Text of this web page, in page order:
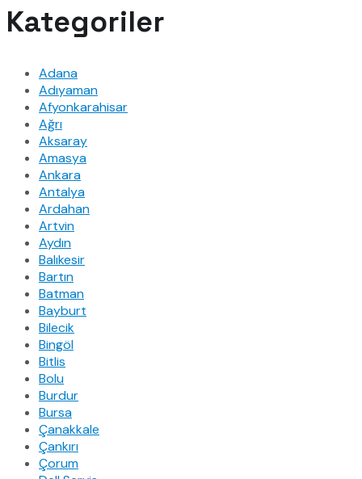
Kategoriler
Adana
Adıyaman
Afyonkarahisar
Ağrı
Aksaray
Amasya
Ankara
Antalya
Ardahan
Artvin
Aydın
Balıkesir
Bartın
Batman
Bayburt
Bilecik
Bingöl
Bitlis
Bolu
Burdur
Bursa
Çanakkale
Çankırı
Çorum